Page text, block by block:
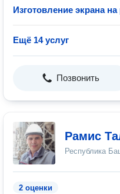
Изготовление экрана
Ещё 14 услуг
Позвонить
Рамис
Республика
2 оценки